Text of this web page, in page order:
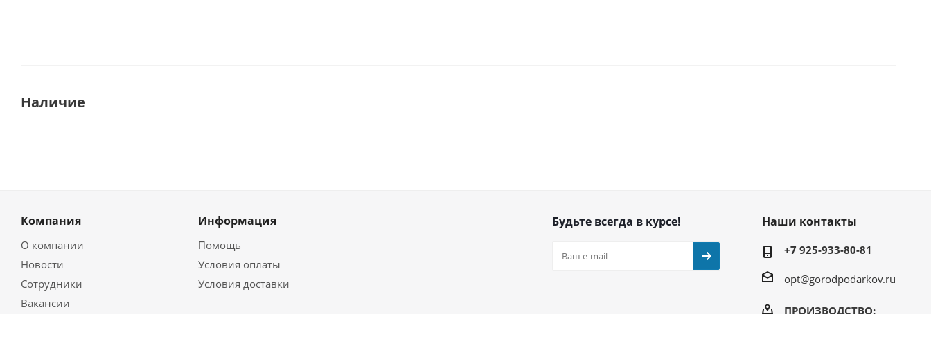
Наличие
Компания
О компании
Новости
Сотрудники
Вакансии
Информация
Помощь
Условия оплаты
Условия доставки
Будьте всегда в курсе! Наши контакты
+7 925-933-80-81
opt@gorodpodarkov.ru
ПРОИЗВОДСТВО: